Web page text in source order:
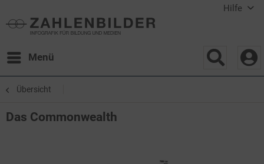
Hilfe
Menü
Übersicht
Das Commonwealth